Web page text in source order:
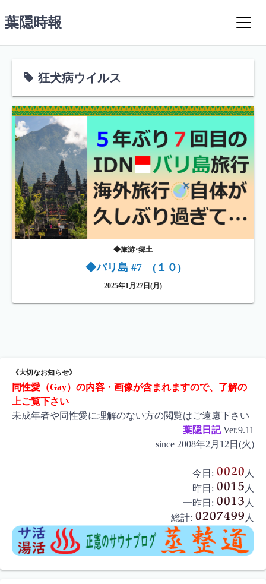
ン
ン
葉隠時報
狂犬病ウイルス
◆旅游･郷土
◆バリ島 #7 (１０)
2025年1月27日(月)
《大切なお知らせ》
同性愛（Gay）の内容・画像が含まれますので、了解の
上ご覧下さい
未成年者や同性愛に理解のない方の閲覧はご遠慮下さい
葉隠日記Ver.9.11
since 2008年2月12日(火)
今日:
人
昨日:
人
一昨日:
人
総計:
人